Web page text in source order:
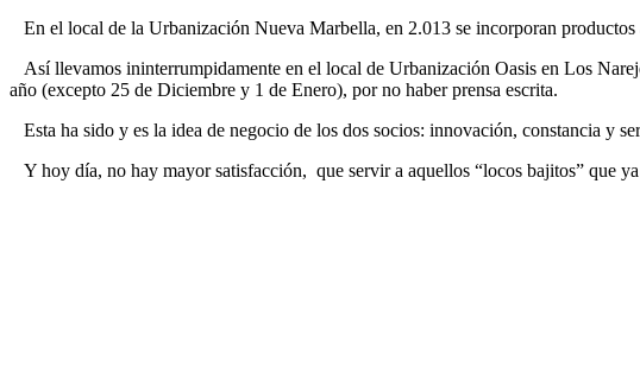
En el local de la Urbanización Nueva Marbella, en 2.013 se incorporan
Así llevamos ininterrumpidamente en el local de Urbanización Oasis en Los
año (excepto 25 de Diciembre y 1 de Enero), por no haber prensa escrita.
Esta ha sido y es la idea de negocio de los dos socios: innovación, constancia y
Y hoy día, no hay mayor satisfacción, que servir a aquellos “locos bajitos” que